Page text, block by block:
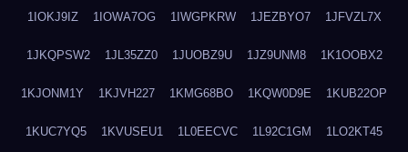
1IOKJ9IZ 1IOWA7OG 1IWGPKRW 1JEZBYO7 1JFVZL7X
1JKQPSW2 1JL35ZZ0 1JUOBZ9U 1JZ9UNM8 1K1OOBX2
1KJONM1Y 1KJVH227 1KMG68BO 1KQW0D9E 1KUB22OP
1KUC7YQ5 1KVUSEU1 1L0EECVC 1L92C1GM 1LO2KT45